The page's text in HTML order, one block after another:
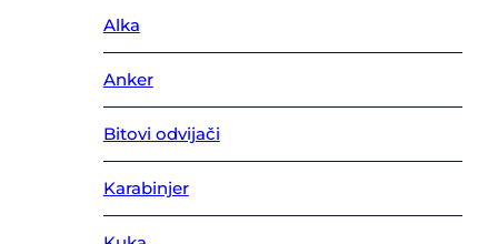
Alka
Anker
Bitovi odvijači
Karabinjer